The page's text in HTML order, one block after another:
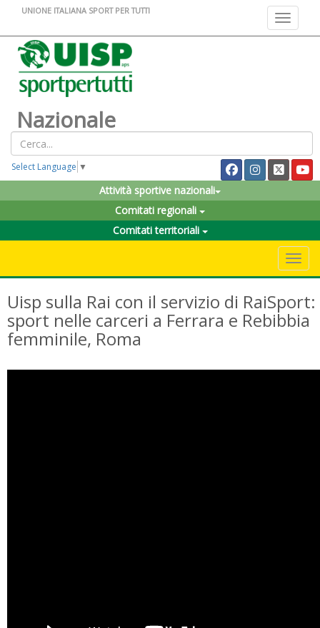
Toggle
UNIONE ITALIANA SPORT PER TUTTI
Nazionale
Select Language ▼
Attività sportive nazionali
Comitati regionali
Comitati territoriali
Uisp sulla Rai con il servizio di RaiSport:
sport nelle carceri a Ferrara e Rebibbia
femminile, Roma